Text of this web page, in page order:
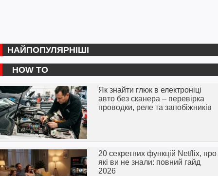
НАЙПОПУЛЯРНІШІ
HOW TO
Як знайти глюк в електроніці
авто без сканера – перевірка
проводки, реле та запобіжників
20 секретних функцій Netflix, про
які ви не знали: повний гайд
2026